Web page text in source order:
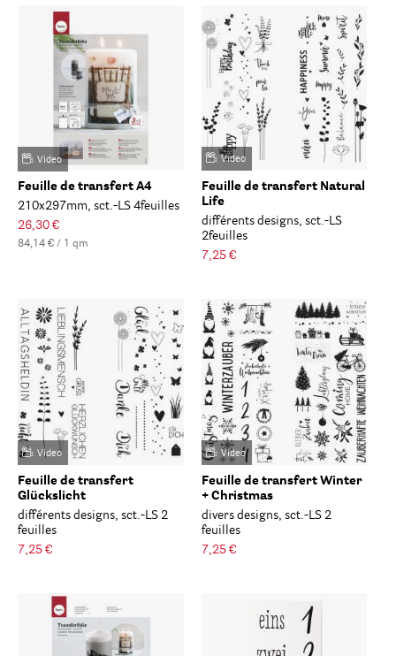
Video
Feuille de transfert A4
210x297mm, sct.-LS 4feuilles
26,30 €
84,14 € / 1 qm
Video
Feuille de transfert Natural
Life
différents designs, sct.-LS
2feuilles
7,25 €
Video
Feuille de transfert
Glückslicht
différents designs, sct.-LS 2
feuilles
7,25 €
Video
Feuille de transfert Winter
+ Christmas
divers designs, sct.-LS 2
feuilles
7,25 €